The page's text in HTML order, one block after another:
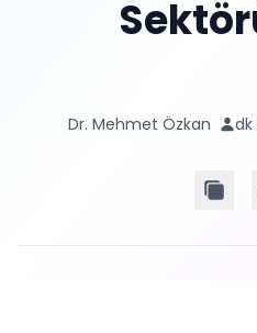
Dr. Mehmet Özkan